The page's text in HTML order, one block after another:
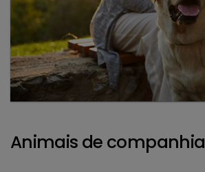
Animais de companhia